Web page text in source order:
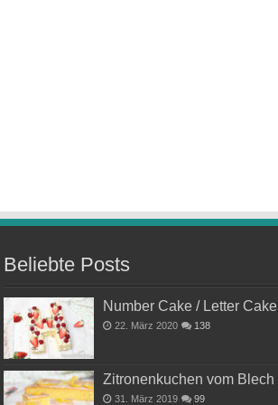
Beliebte Posts
Number Cake / Letter Cake
22. März 2020 138
Zitronenkuchen vom Blech
31. März 2019 99